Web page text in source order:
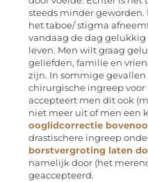
steeds minder
het taboe/ stigma
vandaag de dag
leven. Men wilt graag
geliefden, familie en
zijn. In sommige
chirurgische ingreep
accepteert men dit ook
niet meer uit of men een
ooglidcorrectie
drastischere ingreep
borstvergroting laten
namelijk door (het
geaccepteerd.